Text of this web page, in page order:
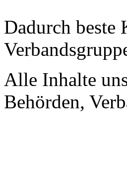
Dadurch beste
Alle Inhalte
Behörden,